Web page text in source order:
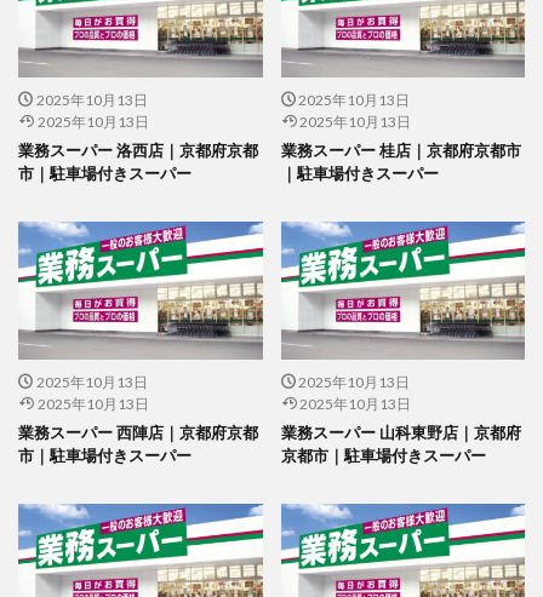
2025年10月13日
2025年10月13日
業務スーパー 洛西店｜京都府京都
市｜駐車場付きスーパー
2025年10月13日
2025年10月13日
業務スーパー 桂店｜京都府京都市
｜駐車場付きスーパー
2025年10月13日
2025年10月13日
業務スーパー 西陣店｜京都府京都
市｜駐車場付きスーパー
2025年10月13日
2025年10月13日
業務スーパー 山科東野店｜京都府
京都市｜駐車場付きスーパー